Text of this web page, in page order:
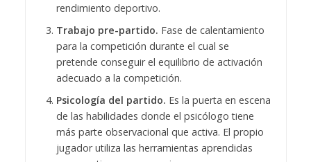
rendimiento deportivo.
Trabajo pre-partido. Fase de calentamiento
para la competición durante el cual se
pretende conseguir el equilibrio de activación
adecuado a la competición.
Psicología del partido. Es la puerta en escena
de las habilidades donde el psicólogo tiene
más parte observacional que activa. El propio
jugador utiliza las herramientas aprendidas